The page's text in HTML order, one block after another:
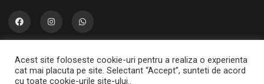
Acest site foloseste cookie-uri pentru a realiza o experienta
cat mai placuta pe site. Selectant “Accept”, sunteti de acord
cu toate cookie-urile site-ului..